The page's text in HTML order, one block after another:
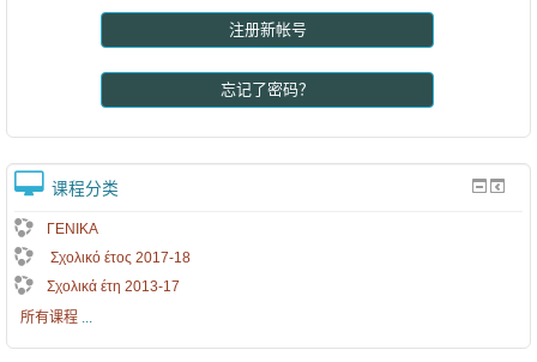
注册新帐号
忘记了密码？
课程分类
ΓΕΝΙΚΑ
Σχολικό έτος 2017-18
Σχολικά έτη 2013-17
所有课程